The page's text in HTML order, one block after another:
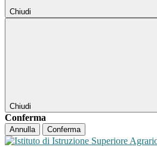
Chiudi
Chiudi
Conferma
Annulla Conferma